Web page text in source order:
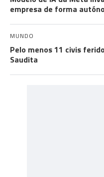
empresa de forma
MUNDO
Pelo menos 11 civis
Saudita